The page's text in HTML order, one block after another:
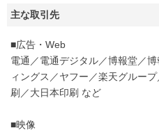
主な取引先
■広告・Web
電通／電通デジタル／博報堂／
ィングス／ヤフー／楽天グルー
刷／大日本印刷 など
■映像